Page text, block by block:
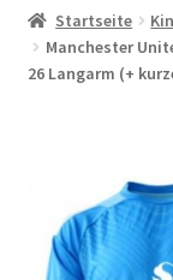
Blog
Kontaktiere uns
Mein Konto
Startseite
Manchester
26 Langarm (+